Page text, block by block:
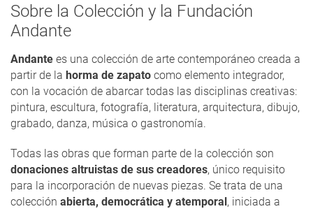
Sobre la Colección y la Fundación
Andante
Andante es una colección de arte contemporáneo creada a
partir de la horma de zapato como elemento integrador,
con la vocación de abarcar todas las disciplinas creativas:
pintura, escultura, fotografía, literatura, arquitectura, dibujo,
grabado, danza, música o gastronomía.
Todas las obras que forman parte de la colección son
donaciones altruistas de sus creadores, único requisito
para la incorporación de nuevas piezas. Se trata de una
colección abierta, democrática y atemporal, iniciada a